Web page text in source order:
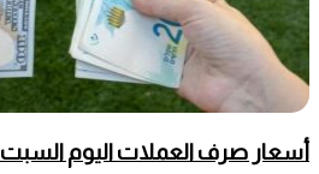
أسعار صرف العملات اليوم السبت